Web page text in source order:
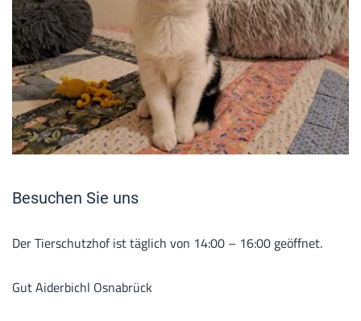
Besuchen Sie uns
Der Tierschutzhof ist täglich von 14:00 – 16:00 geöffnet.
Gut Aiderbichl Osnabrück